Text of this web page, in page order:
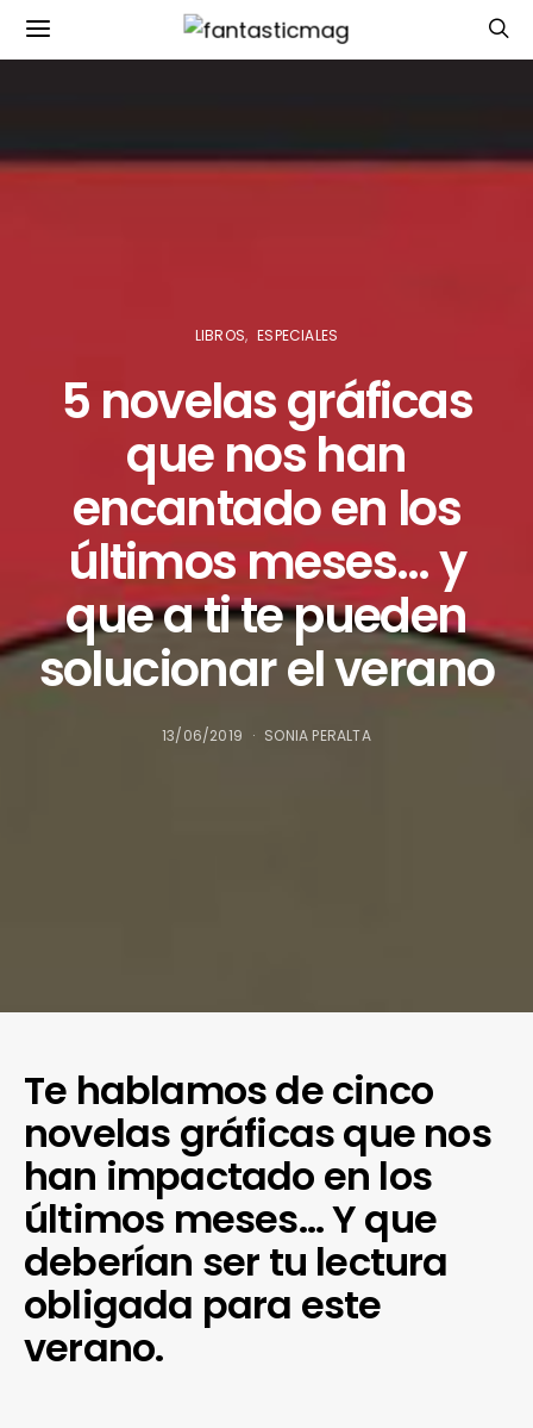
LIBROS ESPECIALES
5 novelas gráficas
que nos han
encantado en los
últimos meses… y
que a ti te pueden
solucionar el verano
13/06/2019 SONIA PERALTA
Te hablamos de cinco
novelas gráficas que nos
han impactado en los
últimos meses… Y que
deberían ser tu lectura
obligada para este
verano.